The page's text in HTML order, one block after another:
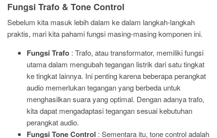
Fungsi Trafo & Tone Control
Sebelum kita masuk lebih dalam ke dalam langkah-langkah
praktis, mari kita pahami fungsi masing-masing komponen ini.
Fungsi Trafo : Trafo, atau transformator, memiliki fungsi
utama dalam mengubah tegangan listrik dari satu tingkat
ke tingkat lainnya. Ini penting karena beberapa perangkat
audio memerlukan tegangan yang berbeda untuk
menghasilkan suara yang optimal. Dengan adanya trafo,
kita dapat mengadaptasi tegangan sesuai kebutuhan
perangkat audio.
Fungsi Tone Control : Sementara itu, tone control adalah